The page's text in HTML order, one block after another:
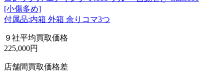
[小傷多め]
付属品:内箱 外箱 余りコマ3つ
９社平均買取価格
225,000円
店舗間買取価格差